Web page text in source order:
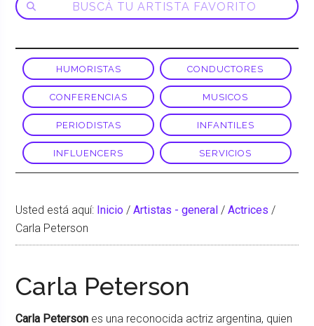
HUMORISTAS CONDUCTORES
CONFERENCIAS MUSICOS
PERIODISTAS INFANTILES
INFLUENCERS SERVICIOS
Usted está aquí: Inicio / Artistas - general / Actrices /
Carla Peterson
Carla Peterson
Carla Peterson es una reconocida actriz argentina, quien